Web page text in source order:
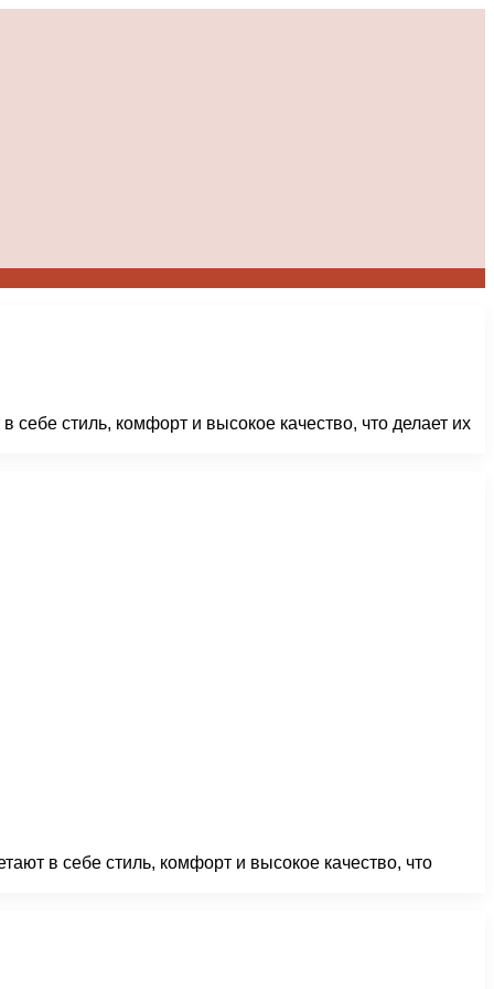
стиль, комфорт и высокое качество, что делает их
в себе стиль, комфорт и высокое качество, что